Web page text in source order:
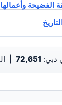
وأعمالها
دبي: 72,651